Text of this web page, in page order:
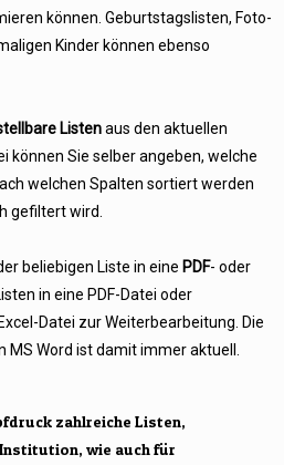
können. Geburtstagslisten, Foto-
Kinder können ebenso
Listenaus den aktuellen
können Sie selber angeben, welche
welchen Spalten sortiert werden
gefiltert wird.
beliebigen Liste in eine PDF- oder
in eine PDF-Datei oder
Datei zur Weiterbearbeitung. Die
Word ist damit immer aktuell.
zahlreiche Listen,
wie auch für